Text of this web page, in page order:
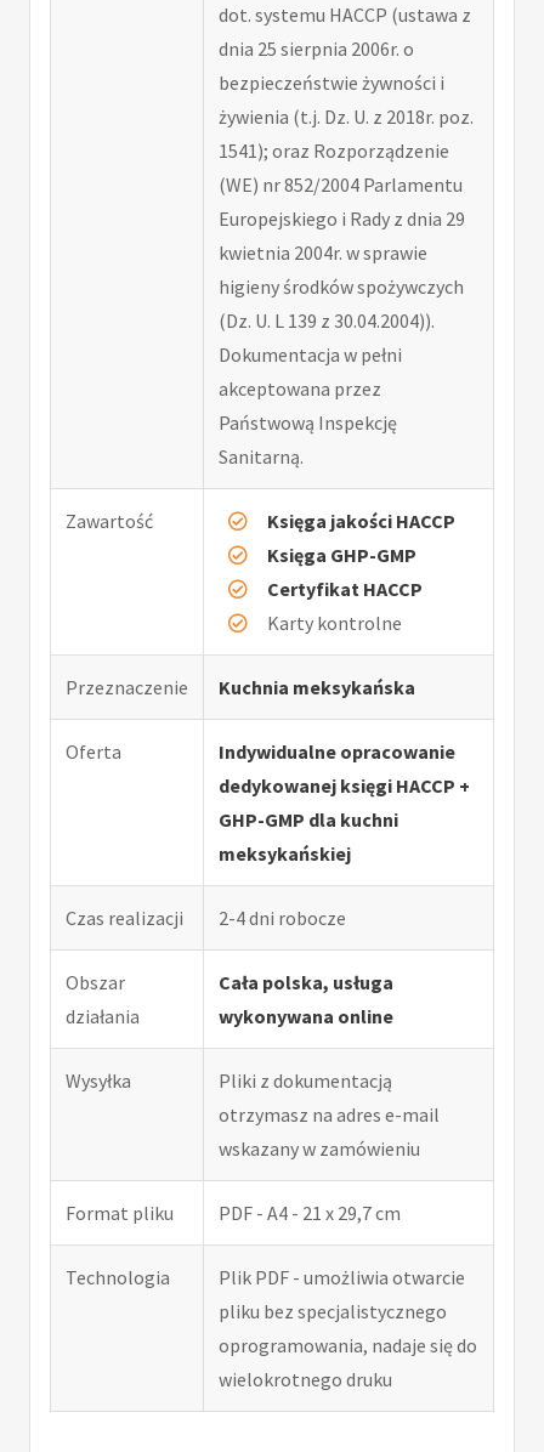
dot. systemu HACCP (ustawa z
dnia 25 sierpnia 2006r. o
bezpieczeństwie żywności i
żywienia (t.j. Dz. U. z 2018r. poz.
1541); oraz Rozporządzenie
(WE) nr 852/2004 Parlamentu
Europejskiego i Rady z dnia 29
kwietnia 2004r. w sprawie
higieny środków spożywczych
(Dz. U. L 139 z 30.04.2004)).
Dokumentacja w pełni
akceptowana przez
Państwową Inspekcję
Sanitarną.
Zawartość
Księga jakości HACCP
Księga GHP-GMP
Certyfikat HACCP
Karty kontrolne
Przeznaczenie Kuchnia meksykańska
Oferta
Indywidualne opracowanie
dedykowanej księgi HACCP +
GHP-GMP dla kuchni
meksykańskiej
Czas realizacji 2-4 dni robocze
Obszar
działania
Cała polska, usługa
wykonywana online
Wysyłka
Pliki z dokumentacją
otrzymasz na adres e-mail
wskazany w zamówieniu
Format pliku PDF - A4 - 21 x 29,7 cm
Technologia
Plik PDF - umożliwia otwarcie
pliku bez specjalistycznego
oprogramowania, nadaje się do
wielokrotnego druku